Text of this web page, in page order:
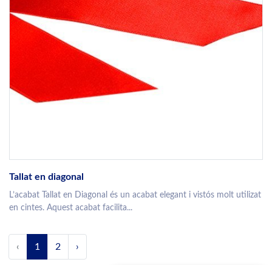
Tallat en diagonal
L’acabat Tallat en Diagonal és un acabat elegant i vistós molt utilizat
en cintes. Aquest acabat facilita...
‹ 1 2 ›